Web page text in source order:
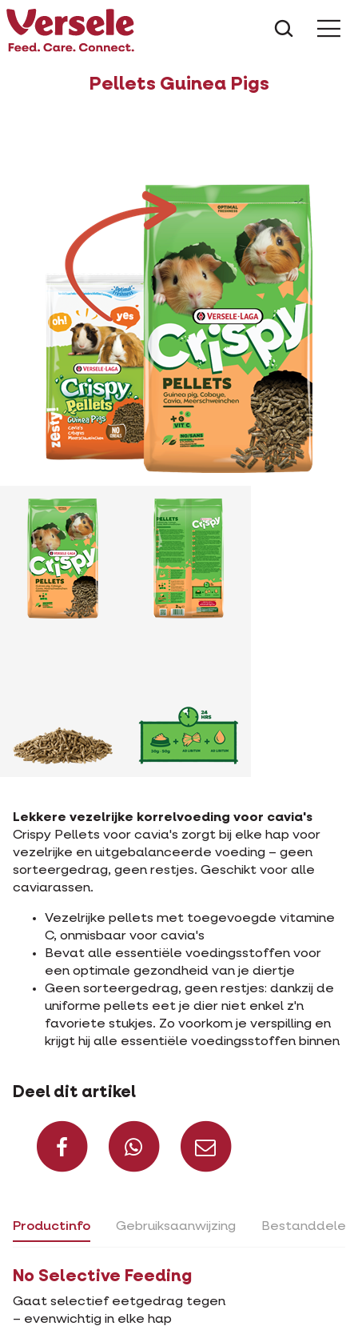
Pellets Guinea Pigs
Lekkere vezelrijke korrelvoeding voor cavia's
Crispy Pellets voor cavia's zorgt bij elke hap voor
vezelrijke en uitgebalanceerde voeding – geen
sorteergedrag, geen restjes. Geschikt voor alle
caviarassen.
Vezelrijke pellets met toegevoegde vitamine
C, onmisbaar voor cavia's
Bevat alle essentiële voedingsstoffen voor
een optimale gezondheid van je diertje
Geen sorteergedrag, geen restjes: dankzij de
uniforme pellets eet je dier niet enkel z'n
favoriete stukjes. Zo voorkom je verspilling en
krijgt hij alle essentiële voedingsstoffen binnen
Deel dit artikel
Deel op Facebook
Deel via
Productinfo Gebruiksaanwijzing Bestanddelen
No Selective Feeding
Gaat selectief eetgedrag tegen
– evenwichtig in elke hap